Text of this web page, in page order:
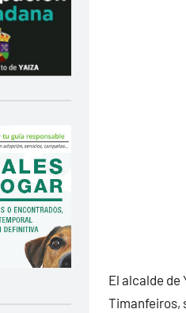
El alcalde de
Timanfeiros,